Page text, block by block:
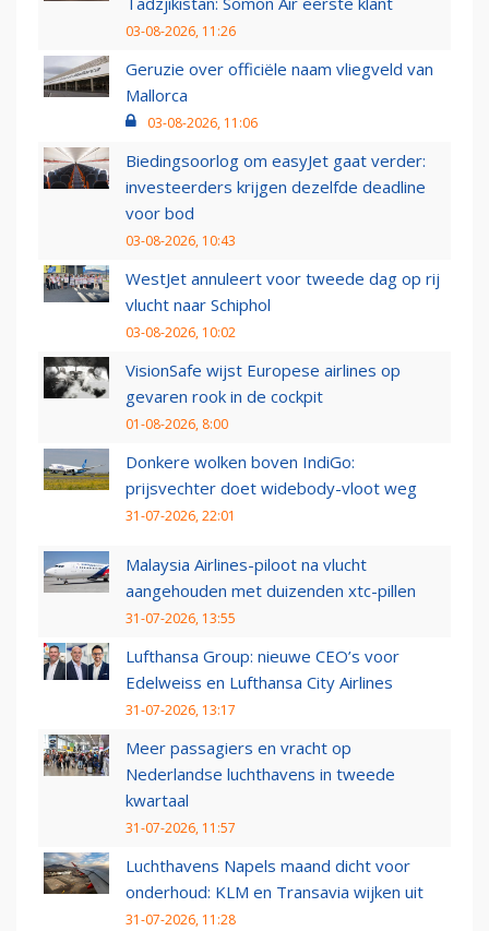
03-08-2026, 11:26
Geruzie over officiële naam vliegveld van
Mallorca
03-08-2026, 11:06
Biedingsoorlog om easyJet gaat verder:
investeerders krijgen dezelfde deadline
voor bod
03-08-2026, 10:43
WestJet annuleert voor tweede dag op rij
vlucht naar Schiphol
03-08-2026, 10:02
VisionSafe wijst Europese airlines op
gevaren rook in de cockpit
01-08-2026, 8:00
Donkere wolken boven IndiGo:
prijsvechter doet widebody-vloot weg
31-07-2026, 22:01
Malaysia Airlines-piloot na vlucht
aangehouden met duizenden xtc-pillen
31-07-2026, 13:55
Lufthansa Group: nieuwe CEO’s voor
Edelweiss en Lufthansa City Airlines
31-07-2026, 13:17
Meer passagiers en vracht op
Nederlandse luchthavens in tweede
kwartaal
31-07-2026, 11:57
Luchthavens Napels maand dicht voor
onderhoud: KLM en Transavia wijken uit
31-07-2026, 11:28